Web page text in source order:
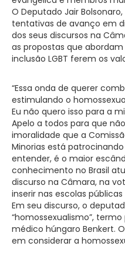
O Deputado Jair
tentativas de avanço em
dos seus discursos na
as propostas que
inclusão LGBT ferem os
“Essa onda de querer
estimulando o
Eu não quero isso para a
Apelo a todos para que
imoralidade que a
Minorias está
entender, é o maior
conhecimento no Brasil
discurso na Câmara, na
inserir nas escolas
Em seu discurso, o
“homossexualismo”,
médico húngaro Benkert.
em considerar a